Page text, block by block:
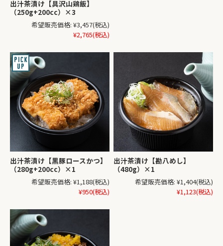
出汁茶漬け【具沢山鶏飯】
（250g+200cc）×3
希望販売価格: ¥3,457(税込)
¥2,765(税込)
出汁茶漬け【黒豚ロースかつ】
（280g+200cc）×1
希望販売価格: ¥1,188(税込)
¥950(税込)
出汁茶漬け【勘八めし】
（480g）×1
希望販売価格: ¥1,404(税込)
¥1,123(税込)